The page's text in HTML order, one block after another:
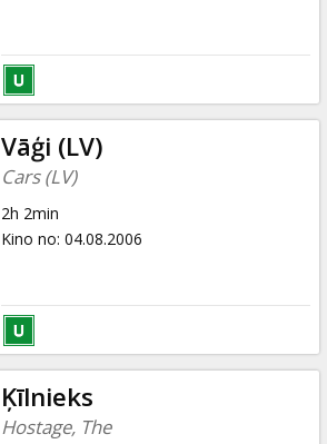
Vāģi (LV)
Cars (LV)
2h 2min
Kino no: 04.08.2006
Ķīlnieks
Hostage, The